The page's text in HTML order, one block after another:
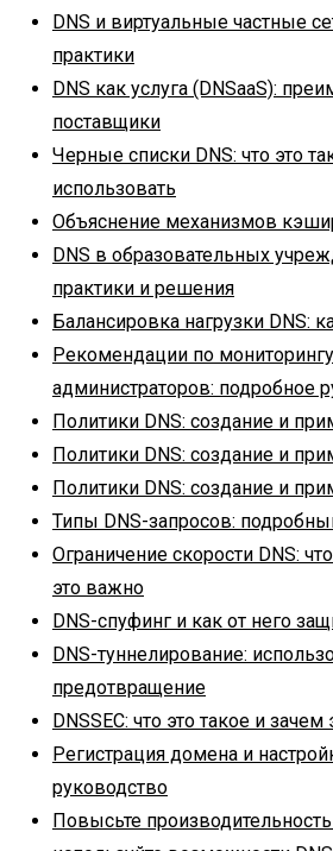
DNS и виртуальные частные
практики
DNS как услуга (DNSaaS):
поставщики
Черные списки DNS: что это
использовать
Объяснение механизмов
DNS в образовательных
практики и решения
Балансировка нагрузки DNS:
Рекомендации по
администраторов: подробное
Политики DNS: создание и
Политики DNS: создание и
Политики DNS: создание и
Типы DNS-запросов:
Ограничение скорости DNS:
это важно
DNS-спуфинг и как от него
DNS-туннелирование:
предотвращение
DNSSEC: что это такое и
Регистрация домена и
руководство
Повысьте